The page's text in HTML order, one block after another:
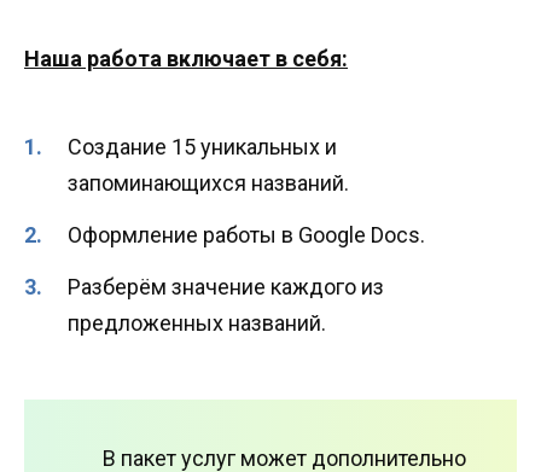
Наша работа включает в себя:
Создание 15 уникальных и
запоминающихся названий.
Оформление работы в Google Docs.
Разберём значение каждого из
предложенных названий.
В пакет услуг может дополнительно